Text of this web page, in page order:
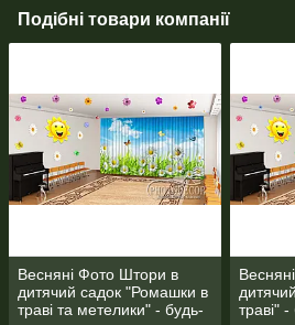
Подібні товари компанії
Весняні Фото Штори в
дитячий садок "Ромашки в
траві та метелики" - будь-
траві"